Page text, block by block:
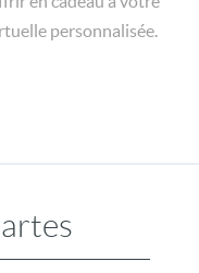
personnalisée.